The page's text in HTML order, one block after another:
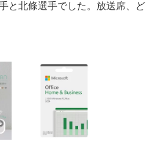
と北條選手でした。放送席、ど